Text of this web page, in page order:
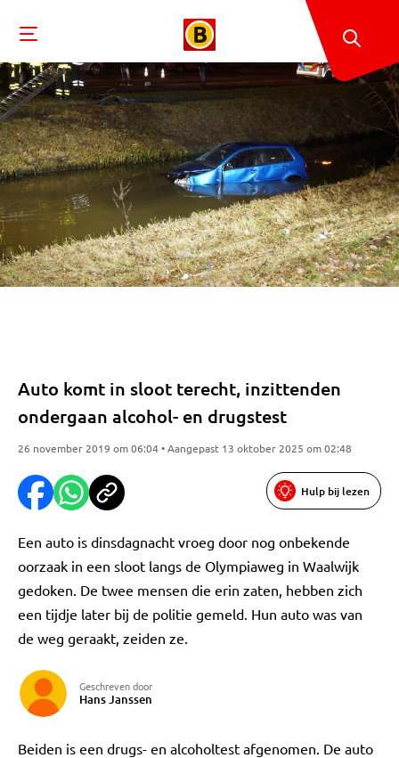
Auto komt in sloot terecht, inzittenden
ondergaan alcohol- en drugstest
26 november 2019 om 06:04 • Aangepast 13 oktober 2025 om 02:48
Hulp bij lezen
Een auto is dinsdagnacht vroeg door nog onbekende
oorzaak in een sloot langs de Olympiaweg in Waalwijk
gedoken. De twee mensen die erin zaten, hebben zich
een tijdje later bij de politie gemeld. Hun auto was van
de weg geraakt, zeiden ze.
Geschreven door
Hans Janssen
Beiden is een drugs- en alcoholtest afgenomen. De auto